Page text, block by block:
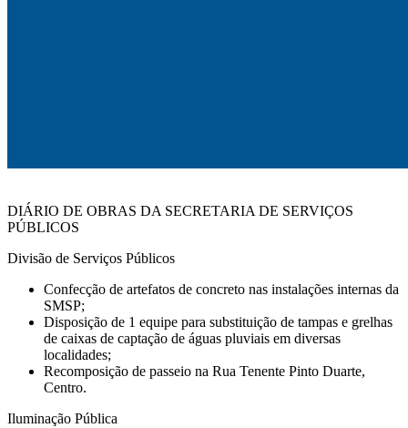
DIÁRIO DE OBRAS DA SECRETARIA DE SERVIÇOS
PÚBLICOS
Divisão de Serviços Públicos
Confecção de artefatos de concreto nas instalações internas da
SMSP;
Disposição de 1 equipe para substituição de tampas e grelhas
de caixas de captação de águas pluviais em diversas
localidades;
Recomposição de passeio na Rua Tenente Pinto Duarte,
Centro.
Iluminação Pública